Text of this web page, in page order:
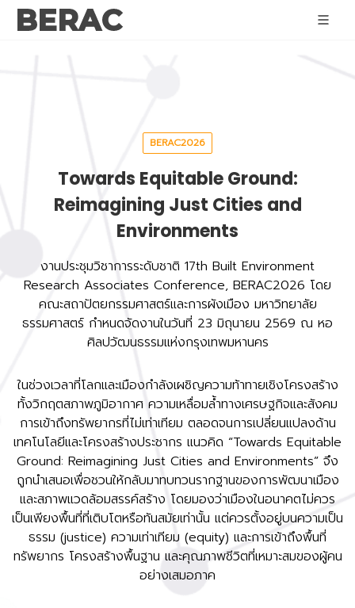
BERAC
BERAC2026
Towards Equitable Ground:
Reimagining Just Cities and
Environments
งานประชุมวิชาการระดับชาติ 17th Built Environment
Research Associates Conference, BERAC2026 โดย
คณะสถาปัตยกรรมศาสตร์และการผังเมือง มหาวิทยาลัย
ธรรมศาสตร์ กำหนดจัดงานในวันที่ 23 มิถุนายน 2569 ณ หอ
ศิลปวัฒนธรรมแห่งกรุงเทพมหานคร
ในช่วงเวลาที่โลกและเมืองกำลังเผชิญความท้าทายเชิงโครงสร้าง
ทั้งวิกฤตสภาพภูมิอากาศ ความเหลื่อมล้ำทางเศรษฐกิจและสังคม
การเข้าถึงทรัพยากรที่ไม่เท่าเทียม ตลอดจนการเปลี่ยนแปลงด้าน
เทคโนโลยีและโครงสร้างประชากร แนวคิด “Towards Equitable
Ground: Reimagining Just Cities and Environments” จึง
ถูกนำเสนอเพื่อชวนให้กลับมาทบทวนรากฐานของการพัฒนาเมือง
และสภาพแวดล้อมสรรค์สร้าง โดยมองว่าเมืองในอนาคตไม่ควร
เป็นเพียงพื้นที่ที่เติบโตหรือทันสมัยเท่านั้น แต่ควรตั้งอยู่บนความเป็น
ธรรม (justice) ความเท่าเทียม (equity) และการเข้าถึงพื้นที่
ทรัพยากร โครงสร้างพื้นฐาน และคุณภาพชีวิตที่เหมาะสมของผู้คน
อย่างเสมอภาค